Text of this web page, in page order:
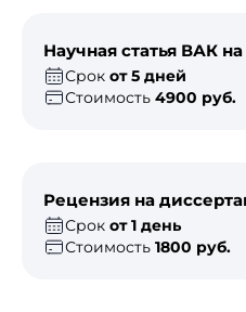
Научная статья ВАК на
Срок от 5 дней
Стоимость 4900 руб.
Рецензия на
Срок от 1 день
Стоимость 1800 руб.